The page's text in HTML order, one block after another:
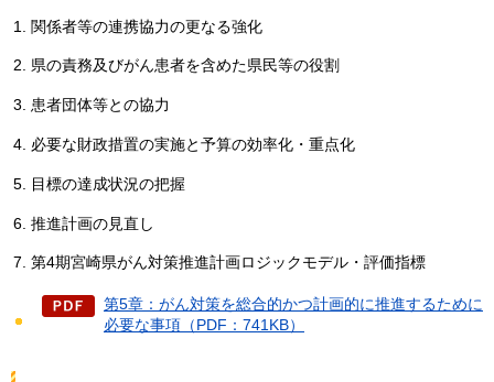
関係者等の連携協力の更なる強化
県の責務及びがん患者を含めた県民等の役割
患者団体等との協力
必要な財政措置の実施と予算の効率化・重点化
目標の達成状況の把握
推進計画の見直し
第4期宮崎県がん対策推進計画ロジックモデル・評価指標
第5章：がん対策を総合的かつ計画的に推進するために
必要な事項（PDF：741KB）